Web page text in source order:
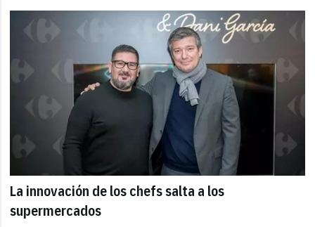
La innovación de los chefs salta a los
supermercados